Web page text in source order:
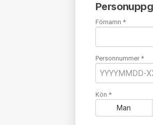
Förnamn *
Personnummer *
Kön *
Man